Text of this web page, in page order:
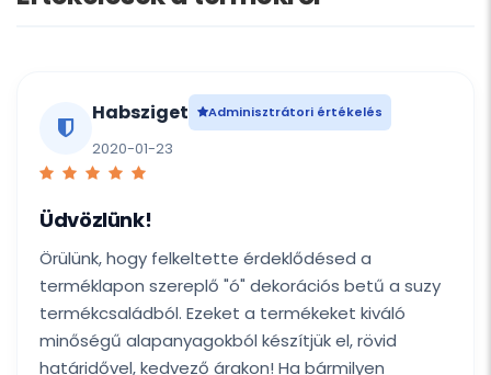
Habsziget Adminisztrátori értékelés
2020-01-23
Üdvözlünk!
Örülünk, hogy felkeltette érdeklődésed a
terméklapon szereplő "ó" dekorációs betű a suzy
termékcsaládból. Ezeket a termékeket kiváló
minőségű alapanyagokból készítjük el, rövid
határidővel, kedvező árakon! Ha bármilyen